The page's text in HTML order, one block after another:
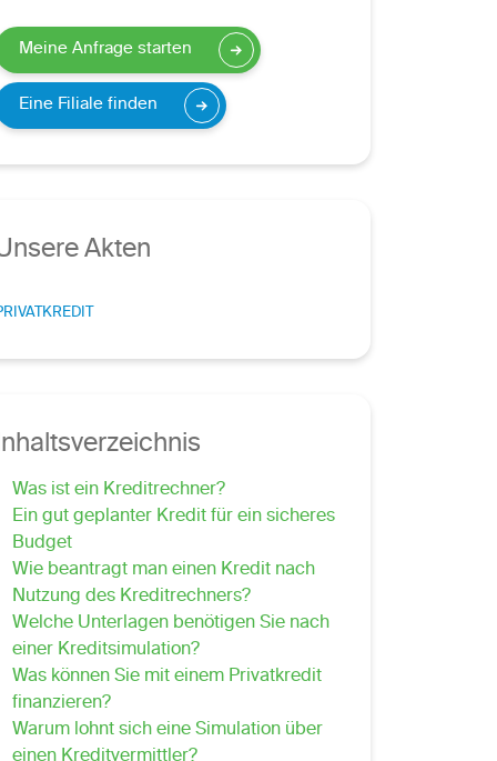
Meine Anfrage starten
Eine Filiale finden
Akten
Was ist ein Kreditrechner?
Ein gut geplanter Kredit für ein sicheres
Budget
Wie beantragt man einen Kredit nach
Nutzung des Kreditrechners?
Welche Unterlagen benötigen Sie nach
einer Kreditsimulation?
Was können Sie mit einem Privatkredit
finanzieren?
Warum lohnt sich eine Simulation über